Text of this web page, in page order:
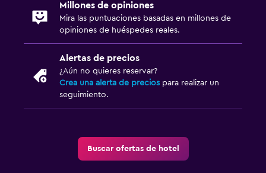
Millones de opiniones
Mira las puntuaciones basadas en millones de
opiniones de huéspedes reales.
Alertas de precios
¿Aún no quieres reservar?
Crea una alerta de precios para realizar un
seguimiento.
Buscar ofertas de hotel